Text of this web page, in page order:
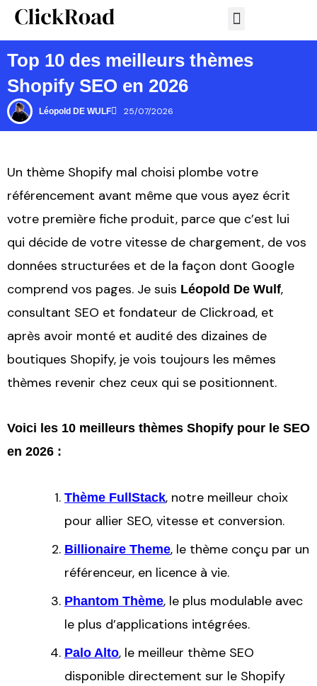
Aller
contenu
Top 10 des meilleurs thèmes
Shopify SEO en 2026
Léopold DE WULF 25/07/2026
Un thème Shopify mal choisi plombe votre
référencement avant même que vous ayez écrit
votre première fiche produit, parce que c’est lui
qui décide de votre vitesse de chargement, de vos
données structurées et de la façon dont Google
comprend vos pages. Je suis Léopold De Wulf,
consultant SEO et fondateur de Clickroad, et
après avoir monté et audité des dizaines de
boutiques Shopify, je vois toujours les mêmes
thèmes revenir chez ceux qui se positionnent.
Voici les 10 meilleurs thèmes Shopify pour le SEO
en 2026 :
Thème FullStack, notre meilleur choix
pour allier SEO, vitesse et conversion.
Billionaire Theme, le thème conçu par un
référenceur, en licence à vie.
Phantom Thème, le plus modulable avec
le plus d’applications intégrées.
Palo Alto, le meilleur thème SEO
disponible directement sur le Shopify